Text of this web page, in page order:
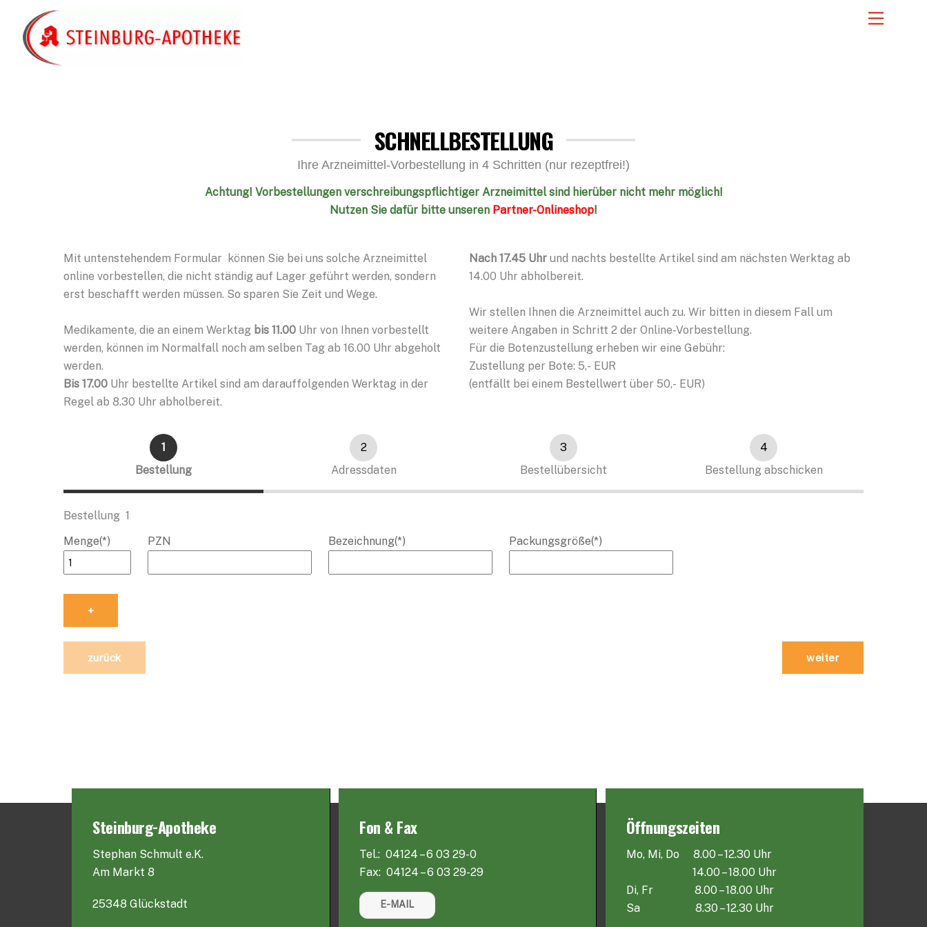
content
Menu
SCHNELLBESTELLUNG
Ihre Arzneimittel-Vorbestellung in 4 Schritten (nur rezeptfrei!)
Achtung! Vorbestellungen verschreibungspflichtiger Arzneimittel sind hierüber nicht mehr möglich!
Nutzen Sie dafür bitte unseren Partner-Onlineshop!
Mit untenstehendem Formular können Sie bei uns solche Arzneimittel
online vorbestellen, die nicht ständig auf Lager geführt werden, sondern
erst beschafft werden müssen. So sparen Sie Zeit und Wege.
Medikamente, die an einem Werktag bis 11.00 Uhr von Ihnen vorbestellt
werden, können im Normalfall noch am selben Tag ab 16.00 Uhr abgeholt
werden.
Bis 17.00 Uhr bestellte Artikel sind am darauffolgenden Werktag in der
Regel ab 8.30 Uhr abholbereit.
Nach 17.45 Uhr und nachts bestellte Artikel sind am nächsten Werktag ab
14.00 Uhr abholbereit.
Wir stellen Ihnen die Arzneimittel auch zu. Wir bitten in diesem Fall um
weitere Angaben in Schritt 2 der Online-Vorbestellung.
Für die Botenzustellung erheben wir eine Gebühr:
Zustellung per Bote: 5,- EUR
(entfällt bei einem Bestellwert über 50,- EUR)
1
Bestellung
2
Adressdaten
3
Bestellübersicht
4
Bestellung abschicken
Bestellung 1
Menge(*)
PZN Bezeichnung(*) Packungsgröße(*)
+
zurück weiter
Steinburg-Apotheke
Stephan Schmult e.K.
Am Markt 8
25348 Glückstadt
Fon & Fax
Tel.: 04124 – 6 03 29-0
Fax: 04124 – 6 03 29-29
E-MAIL
Öffnungszeiten
Mo, Mi, Do 8.00 – 12.30 Uhr
14.00 – 18.00 Uhr
Di, Fr 8.00 – 18.00 Uhr
Sa 8.30 – 12.30 Uhr